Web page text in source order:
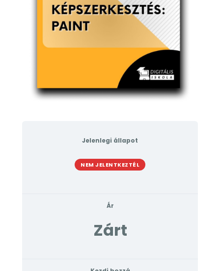
Jelenlegi állapot
NEM JELENTKEZTÉL
Ár
Zárt